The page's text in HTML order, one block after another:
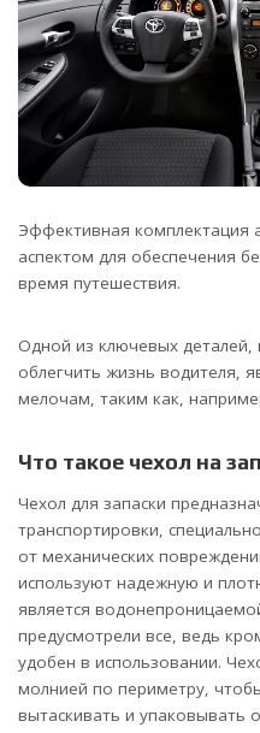
Эффективная комплектация
аспектом для обеспечения
время путешествия.
Одной из ключевых деталей,
облегчить жизнь водителя,
мелочам, таким как,
Что такое чехол на
Чехол для запаски
транспортировки,
от механических
используют надежную и
является
предусмотрели все, ведь
удобен в использовании.
молнией по периметру,
вытаскивать и упаковывать